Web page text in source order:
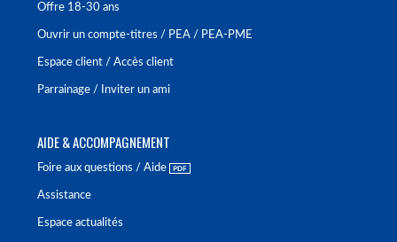
Offre 18-30 ans
Ouvrir un compte-titres / PEA / PEA-PME
Espace client / Accès client
Parrainage / Inviter un ami
AIDE & ACCOMPAGNEMENT
Foire aux questions / Aide
Assistance
Espace actualités